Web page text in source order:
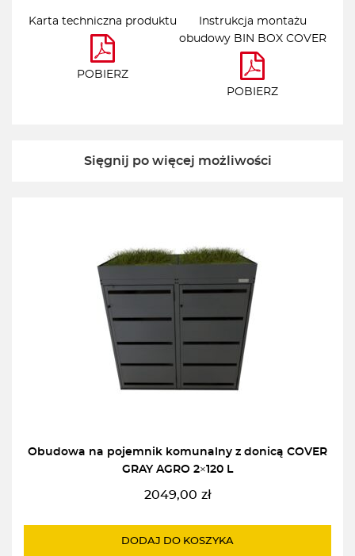
Karta techniczna produktu
POBIERZ
Instrukcja montażu
obudowy BIN BOX COVER
POBIERZ
Sięgnij po więcej możliwości
Obudowa na pojemnik komunalny z donicą COVER
GRAY AGRO 2×120 L
2049,00 zł
DODAJ DO KOSZYKA